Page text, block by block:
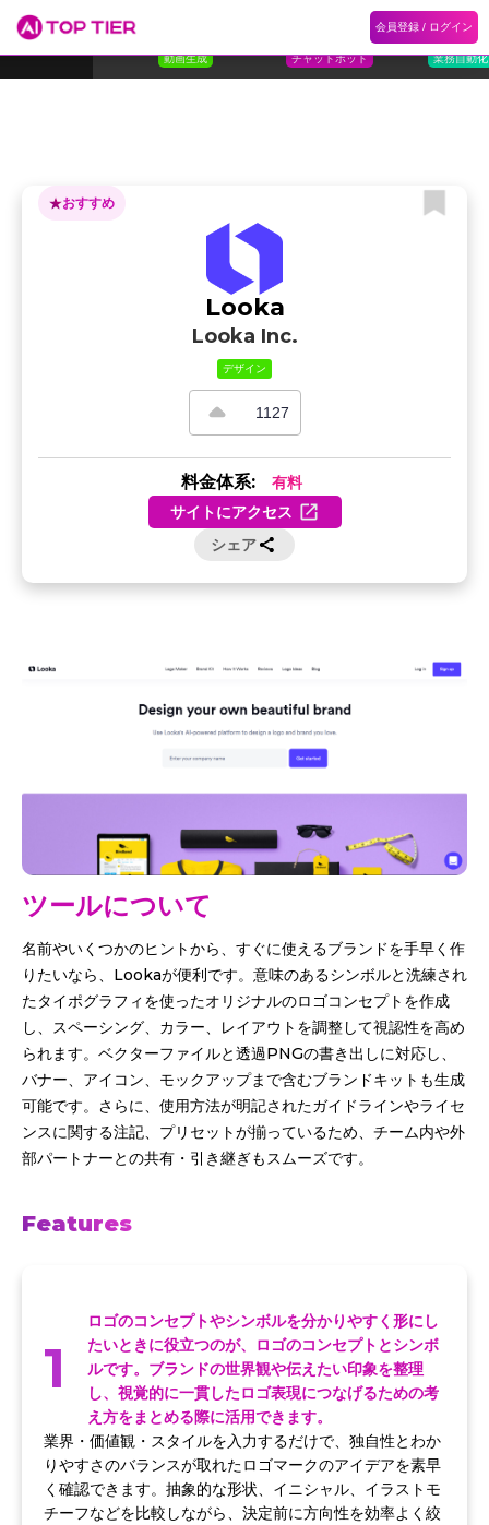
会員登録 / ログイン
ランキング
動画生成 チャットボット
3
Flokzu
業務自動化
おすすめ
Looka
Looka Inc.
デザイン
1127
料金体系: 有料
サイトにアクセス
シェア
ツールについて
名前やいくつかのヒントから、すぐに使えるブランドを手早く作
りたいなら、Lookaが便利です。意味のあるシンボルと洗練され
たタイポグラフィを使ったオリジナルのロゴコンセプトを作成
し、スペーシング、カラー、レイアウトを調整して視認性を高め
られます。ベクターファイルと透過PNGの書き出しに対応し、
バナー、アイコン、モックアップまで含むブランドキットも生成
可能です。さらに、使用方法が明記されたガイドラインやライセ
ンスに関する注記、プリセットが揃っているため、チーム内や外
部パートナーとの共有・引き継ぎもスムーズです。
Features
1
ロゴのコンセプトやシンボルを分かりやすく形にし
たいときに役立つのが、ロゴのコンセプトとシンボ
ルです。ブランドの世界観や伝えたい印象を整理
し、視覚的に一貫したロゴ表現につなげるための考
え方をまとめる際に活用できます。
業界・価値観・スタイルを入力するだけで、独自性とわか
りやすさのバランスが取れたロゴマークのアイデアを素早
く確認できます。抽象的な形状、イニシャル、イラストモ
チーフなどを比較しながら、決定前に方向性を効率よく絞
ホーム 記事